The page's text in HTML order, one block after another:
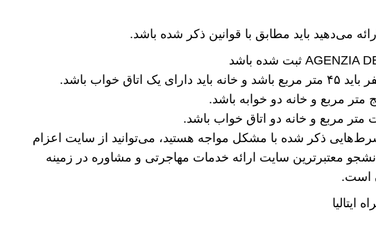
می‌دهید باید مطابق با قوانین ذکر شده باشد.
خواب باشد.
متر مربع و خانه دو خوابه باشد.
مربع و خانه دو اتاق خواب باشد.
ذکر شده با مشکل مواجه هستید، می‌توانید از سایت اعزام
معتبر‌ترین سایت ارائه خدمات مهاجرتی و مشاوره در زمینه
است.
ایتالیا